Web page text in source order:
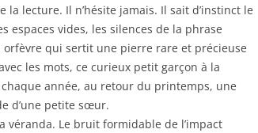
la lecture. Il n’hésite jamais. Il sait d’instinct le
espaces vides, les silences de la phrase
orfèvre qui sertit une pierre rare et précieuse
les mots, ce curieux petit garçon à la
année, au retour du printemps, une
d’une petite sœur.
véranda. Le bruit formidable de l’impact